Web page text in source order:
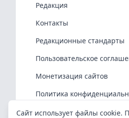
Редакция
Контакты
Редакционные стандарты
Пользовательское
Монетизация сайтов
Политика
Политика cookies
Сайт использует файлы cookie.